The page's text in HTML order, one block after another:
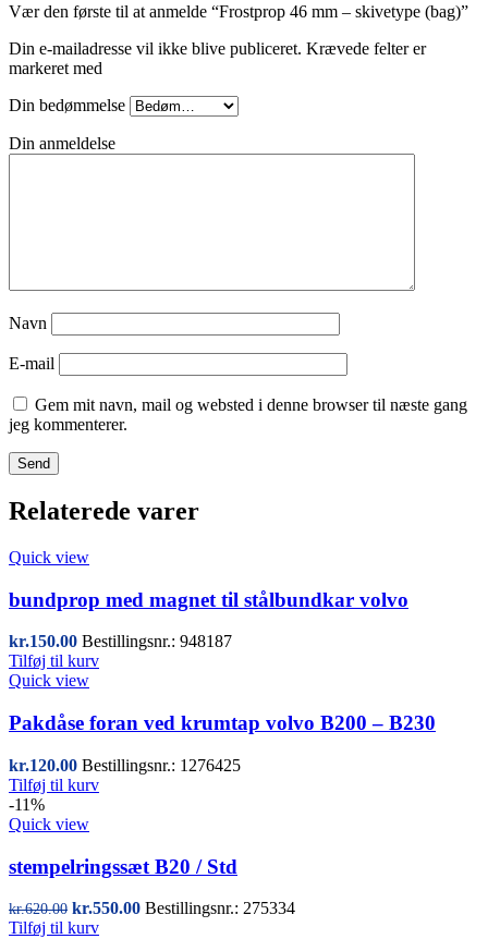
Vær den første til at anmelde “Frostprop 46 mm – skivetype (bag)”
Din e-mailadresse vil ikke blive publiceret. Krævede felter er
markeret med
Din bedømmelse
Din anmeldelse
Navn
E-mail
Gem mit navn, mail og websted i denne browser til næste gang
jeg kommenterer.
Relaterede varer
Quick view
bundprop med magnet til stålbundkar volvo
kr.150.00 Bestillingsnr.: 948187
Tilføj til kurv
Quick view
Pakdåse foran ved krumtap volvo B200 – B230
kr.120.00 Bestillingsnr.: 1276425
Tilføj til kurv
-11%
Quick view
stempelringssæt B20 / Std
kr.620.00 Den
oprindelige
kr.550.00Den
Bestillingsnr.: 275334
Tilføj til kurv